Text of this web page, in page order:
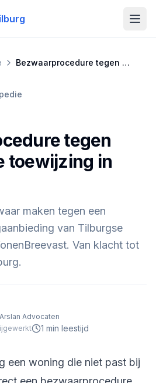
Gratis Advies
Bezwaarprocedure tegen onpassende toewijzing in Tilburg
tegen
toewijzing in
maken tegen een
van Tilburgse
Van klacht tot
Advocaten
1 min leestijd
een woning die niet past bij